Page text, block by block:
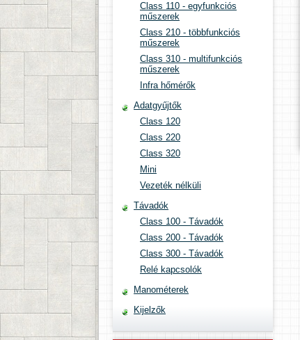
Class 110 - egyfunkciós
műszerek
Class 210 - többfunkciós
műszerek
Class 310 - multifunkciós
műszerek
Infra hőmérők
Adatgyűjtők
Class 120
Class 220
Class 320
Mini
Vezeték nélküli
Távadók
Class 100 - Távadók
Class 200 - Távadók
Class 300 - Távadók
Relé kapcsolók
Manométerek
Kijelzők